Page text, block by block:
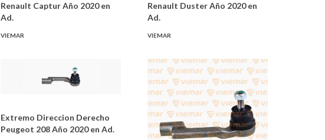
Renault Captur Año 2020 en
Ad.
VIEMAR
Renault Duster Año 2020 en
Ad.
VIEMAR
Extremo Direccion Derecho
Peugeot 208 Año 2020 en Ad.